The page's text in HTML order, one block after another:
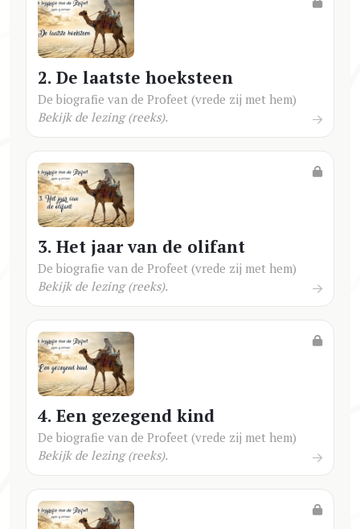
2. De laatste hoeksteen
De biografie van de Profeet (vrede zij met hem)
Bekijk de lezing (reeks).
3. Het jaar van de olifant
De biografie van de Profeet (vrede zij met hem)
Bekijk de lezing (reeks).
4. Een gezegend kind
De biografie van de Profeet (vrede zij met hem)
Bekijk de lezing (reeks).